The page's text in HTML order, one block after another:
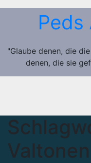
Zum
Peds
"Glaube denen, die
denen, die sie
Valtonen